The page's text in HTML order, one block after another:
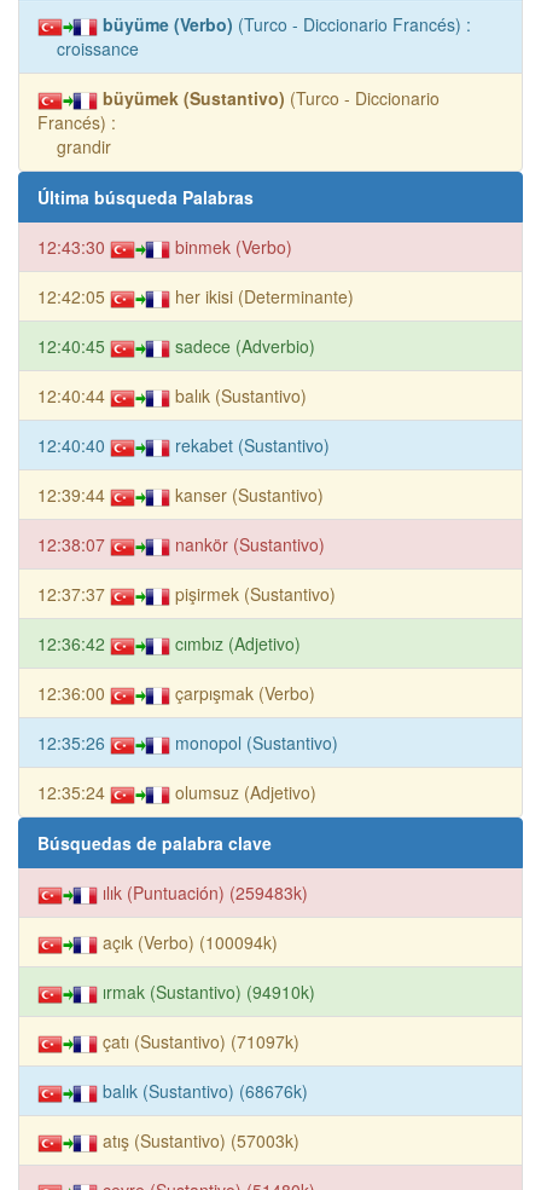
büyüme (Verbo) (Turco - Diccionario Francés) :
croissance
büyümek (Sustantivo) (Turco - Diccionario
Francés) :
grandir
Última búsqueda Palabras
12:43:30 binmek (Verbo)
12:42:05 her ikisi (Determinante)
12:40:45 sadece (Adverbio)
12:40:44 balık (Sustantivo)
12:40:40 rekabet (Sustantivo)
12:39:44 kanser (Sustantivo)
12:38:07 nankör (Sustantivo)
12:37:37 pişirmek (Sustantivo)
12:36:42 cımbız (Adjetivo)
12:36:00 çarpışmak (Verbo)
12:35:26 monopol (Sustantivo)
12:35:24 olumsuz (Adjetivo)
Búsquedas de palabra clave
ılık (Puntuación) (259483k)
açık (Verbo) (100094k)
ırmak (Sustantivo) (94910k)
çatı (Sustantivo) (71097k)
balık (Sustantivo) (68676k)
atış (Sustantivo) (57003k)